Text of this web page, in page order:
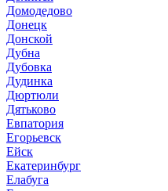
Домодедово
Донецк
Донской
Дубна
Дубовка
Дудинка
Дюртюли
Дятьково
Евпатория
Егорьевск
Ейск
Екатеринбург
Елабуга